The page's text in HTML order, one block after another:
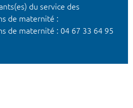
du service des
de maternité :
de maternité : 04 67 33 64 95